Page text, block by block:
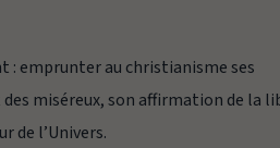
: emprunter au christianisme ses
des miséreux, son affirmation de la
de l’Univers.